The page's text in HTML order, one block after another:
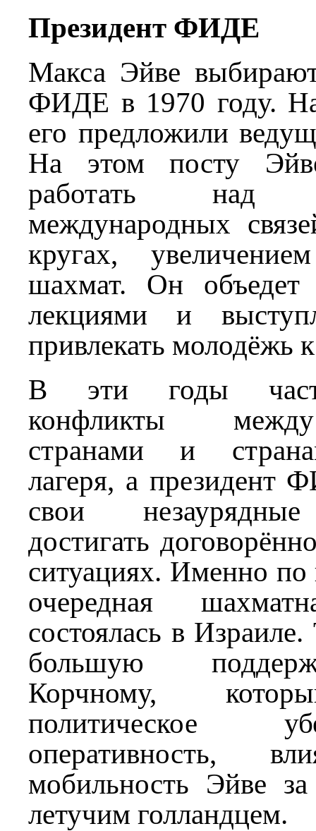
Президент ФИДЕ
Макса Эйве
ФИДЕ в 1970 году.
его предложили
На этом посту
работать над
международных
кругах,
шахмат. Он
лекциями и
привлекать молодёжь
В эти годы
конфликты
странами и
лагеря, а президент
свои
достигать
ситуациях. Именно
очередная
состоялась в
большую
Корчному,
политическое
оперативность,
мобильность Эйве за
летучим голландцем.